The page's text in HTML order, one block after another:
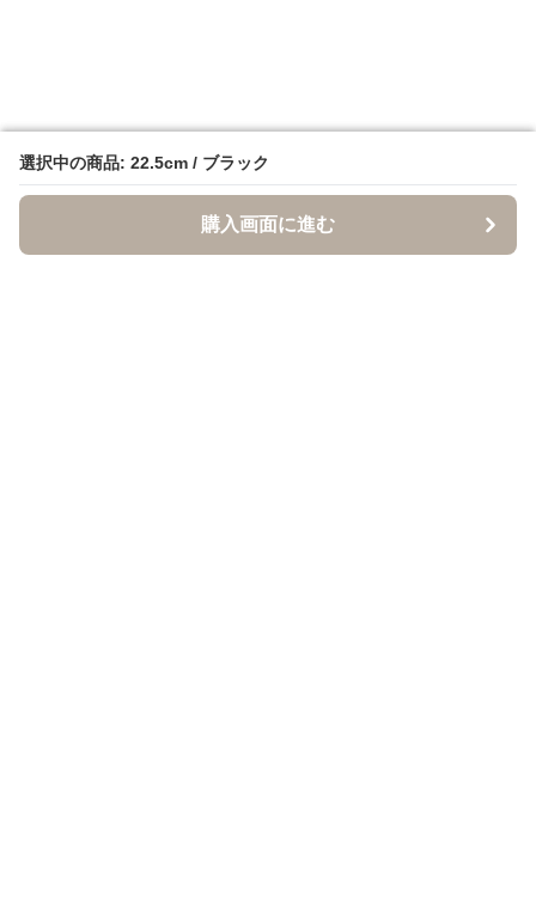
選択中の商品: 22.5cm / ブラック
購入画面に進む
選択中の商品: 22.5cm / ブラック
購入画面に進む